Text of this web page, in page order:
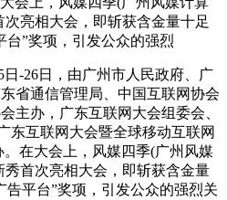
亮相大会，即斩获含金量十足
台”奖项，引发公众的强烈
-26日，由广州市人民政府、广
省通信管理局、中国互联网协会
主办，广东互联网大会组委会、
东互联网大会暨全球移动互联网
。在大会上，风媒四季(广州风媒
首次亮相大会，即斩获含金量
告平台”奖项，引发公众的强烈关